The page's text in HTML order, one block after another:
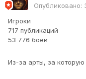
Опубликовано:
Игроки
717 публикаций
53 776 боёв
Из-за арты, за